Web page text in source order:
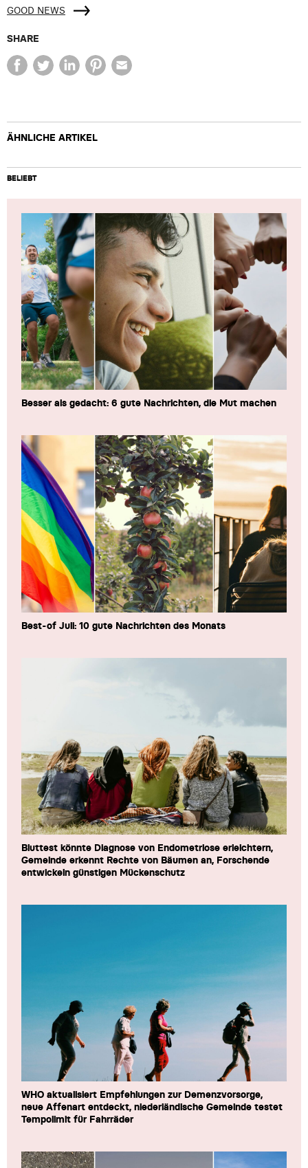
GOOD NEWS
SHARE
ÄHNLICHE ARTIKEL
BELIEBT
Besser als gedacht: 6 gute Nachrichten, die Mut machen
Best-of Juli: 10 gute Nachrichten des Monats
Bluttest könnte Diagnose von Endometriose erleichtern,
Gemeinde erkennt Rechte von Bäumen an, Forschende
entwickeln günstigen Mückenschutz
WHO aktualisiert Empfehlungen zur Demenzvorsorge,
neue Affenart entdeckt, niederländische Gemeinde testet
Tempolimit für Fahrräder